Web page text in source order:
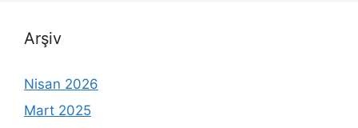
Arşiv
Nisan 2026
Mart 2025